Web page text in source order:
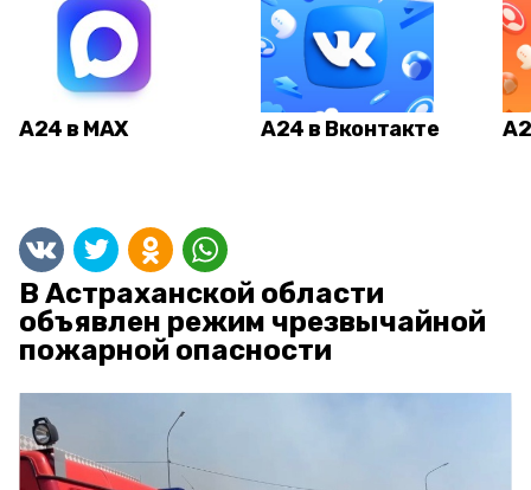
А24 в MAX А24 в Вконтакте
В Астраханской области
объявлен режим чрезвычайной
пожарной опасности